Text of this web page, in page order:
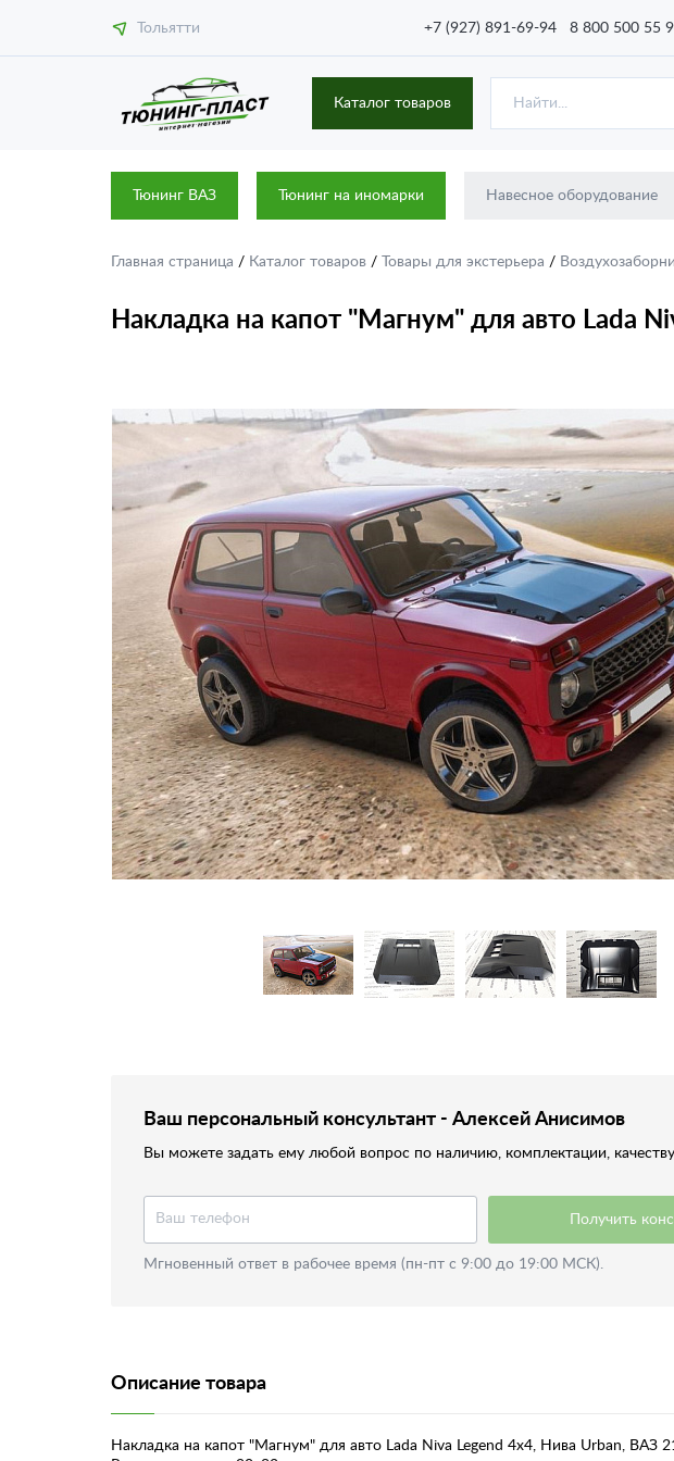
Тольятти +7 (927) 891-69-94 8 800 500 55
Каталог товаров
Тюнинг ВАЗ Тюнинг на иномарки Навесное оборудование
Главная страница / Каталог товаров / Товары для экстерьера /
Накладка на капот "Магнум" для авто Lada
Ваш персональный консультант - Алексей Анисимов
Вы можете задать ему любой вопрос по наличию, комплектации,
Получить
Мгновенный ответ в рабочее время (пн-пт с 9:00 до 19:00 МСК).
Описание товара
Накладка на капот "Магнум" для авто Lada Niva Legend 4x4, Нива Urban, ВАЗ